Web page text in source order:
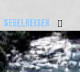
SEGELREISEN
AKTUELLE REISEN
BILDER REISEN
SKIPPER